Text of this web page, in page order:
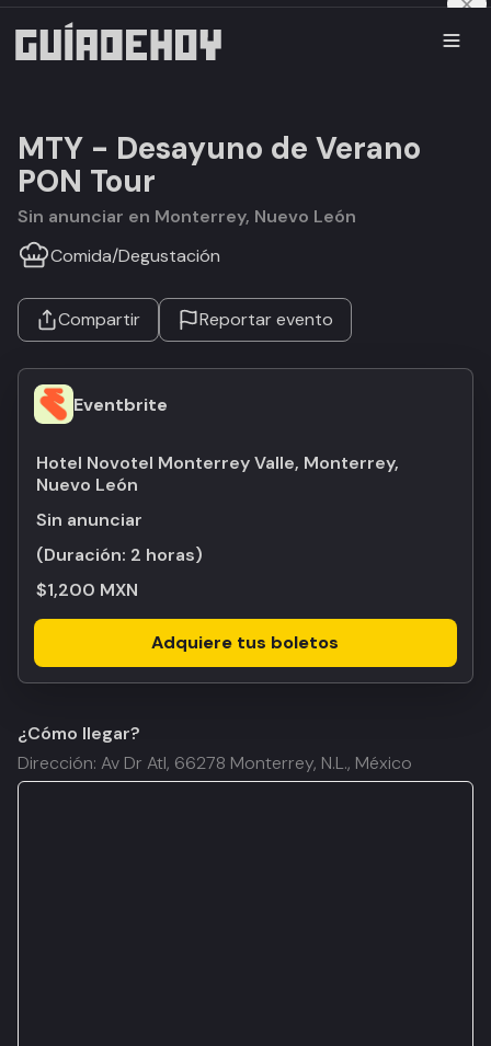
MTY - Desayuno de Verano
PON Tour
Sin anunciar en Monterrey, Nuevo León
Comida/Degustación
Compartir Reportar evento
Eventbrite
Hotel Novotel Monterrey Valle, Monterrey,
Nuevo León
Sin anunciar
(Duración: 2 horas)
$1,200 MXN
Adquiere tus boletos
¿Cómo llegar?
Dirección: Av Dr Atl, 66278 Monterrey, N.L., México